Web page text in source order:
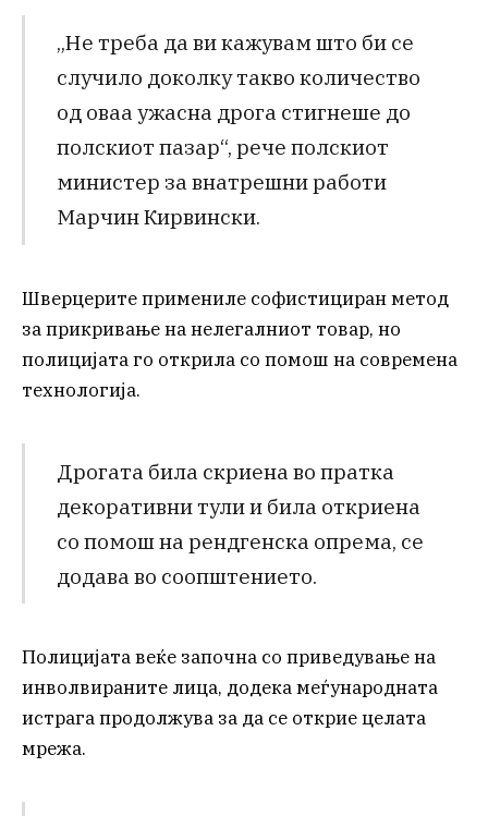
„Не треба да ви кажувам што би се
случило доколку такво количество
од оваа ужасна дрога стигнеше до
полскиот пазар“, рече полскиот
министер за внатрешни работи
Марчин Кирвински.
Шверцерите примениле софистициран метод
за прикривање на нелегалниот товар, но
полицијата го открила со помош на современа
технологија.
Дрогата била скриена во пратка
декоративни тули и била откриена
со помош на рендгенска опрема, се
додава во соопштението.
Полицијата веќе започна со приведување на
инволвираните лица, додека меѓународната
истрага продолжува за да се открие целата
мрежа.